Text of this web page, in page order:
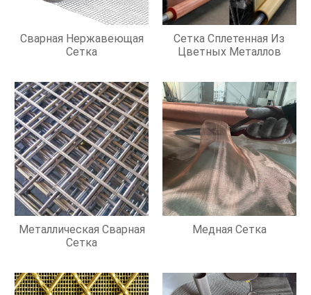
Сварная Нержавеющая
Сетка
Сетка Сплетенная Из
Цветных Металлов
Металлическая Сварная
Сетка
Медная Сетка